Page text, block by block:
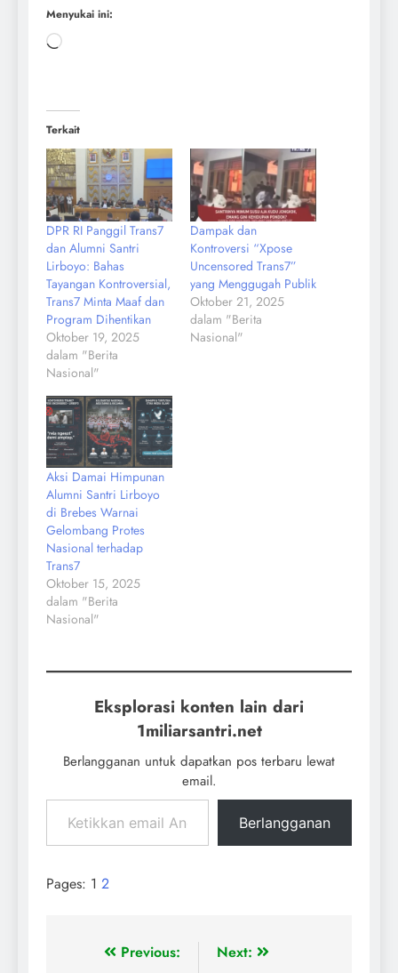
Menyukai ini:
Terkait
DPR RI Panggil Trans7
dan Alumni Santri
Lirboyo: Bahas
Tayangan Kontroversial,
Trans7 Minta Maaf dan
Program Dihentikan
Oktober 19, 2025
dalam "Berita
Nasional"
Dampak dan
Kontroversi “Xpose
Uncensored Trans7”
yang Menggugah Publik
Oktober 21, 2025
dalam "Berita
Nasional"
Aksi Damai Himpunan
Alumni Santri Lirboyo
di Brebes Warnai
Gelombang Protes
Nasional terhadap
Trans7
Oktober 15, 2025
dalam "Berita
Nasional"
Eksplorasi konten lain dari
1miliarsantri.net
Berlangganan untuk dapatkan pos terbaru lewat
email.
Berlangganan
Pages: 1 2
Previous:
Next: